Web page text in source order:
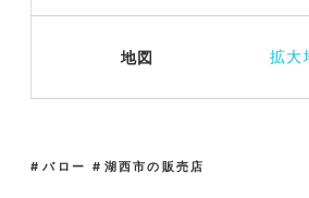
地図 拡大
バロー 湖西市の販売店